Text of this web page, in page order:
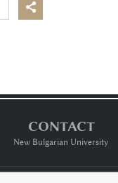

CONTACT
New Bulgarian University